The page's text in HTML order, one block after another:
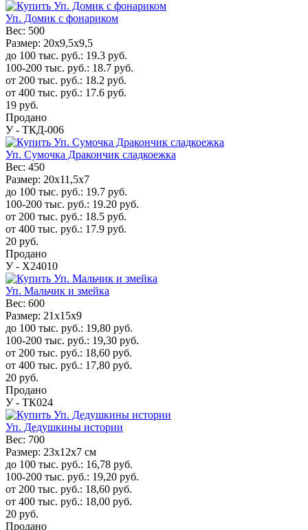
Уп. Домик с фонариком
Вес: 500
Размер: 20x9,5x9,5
до 100 тыс. руб.: 19.3 руб.
100-200 тыс. руб.: 18.7 руб.
от 200 тыс. руб.: 18.2 руб.
от 400 тыс. руб.: 17.6 руб.
19 руб.
Продано
У - ТКД-006
Уп. Сумочка Дракончик сладкоежка
Вес: 450
Размер: 20x11,5x7
до 100 тыс. руб.: 19.7 руб.
100-200 тыс. руб.: 19.20 руб.
от 200 тыс. руб.: 18.5 руб.
от 400 тыс. руб.: 17.9 руб.
20 руб.
Продано
У - Х24010
Уп. Мальчик и змейка
Вес: 600
Размер: 21х15х9
до 100 тыс. руб.: 19,80 руб.
100-200 тыс. руб.: 19,30 руб.
от 200 тыс. руб.: 18,60 руб.
от 400 тыс. руб.: 17,80 руб.
20 руб.
Продано
У - ТК024
Уп. Дедушкины истории
Вес: 700
Размер: 23x12x7 см
до 100 тыс. руб.: 16,78 руб.
100-200 тыс. руб.: 19,20 руб.
от 200 тыс. руб.: 18,60 руб.
от 400 тыс. руб.: 18,00 руб.
20 руб.
Продано